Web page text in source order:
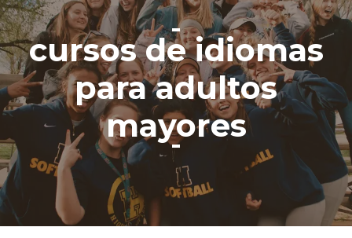
cursos de idiomas
para adultos
mayores